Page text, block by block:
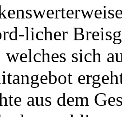
licher
welches sich
aus dem